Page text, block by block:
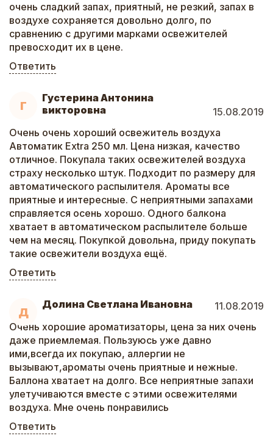
очень сладкий запах, приятный, не резкий, запах в
воздухе сохраняется довольно долго, по
сравнению с другими марками освежителей
превосходит их в цене.
Ответить
Г
Густерина Антонина
викторовна
15.08.2019
Очень очень хороший освежитель воздуха
Автоматик Extra 250 мл. Цена низкая, качество
отличное. Покупала таких освежителей воздуха
страху несколько штук. Подходит по размеру для
автоматического распылителя. Ароматы все
приятные и интересные. С неприятными запахами
справляется осень хорошо. Одного балкона
хватает в автоматическом распылителе больше
чем на месяц. Покупкой довольна, приду покупать
такие освежители воздуха ещё.
Ответить
Д
Долина Светлана Ивановна
11.08.2019
Очень хорошие ароматизаторы, цена за них очень
даже приемлемая. Пользуюсь уже давно
ими,всегда их покупаю, аллергии не
вызывают,ароматы очень приятные и нежные.
Баллона хватает на долго. Все неприятные запахи
улетучиваются вместе с этими освежителями
воздуха. Мне очень понравились
Ответить